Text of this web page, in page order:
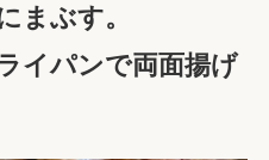
まぶす。
イパンで両面揚げ